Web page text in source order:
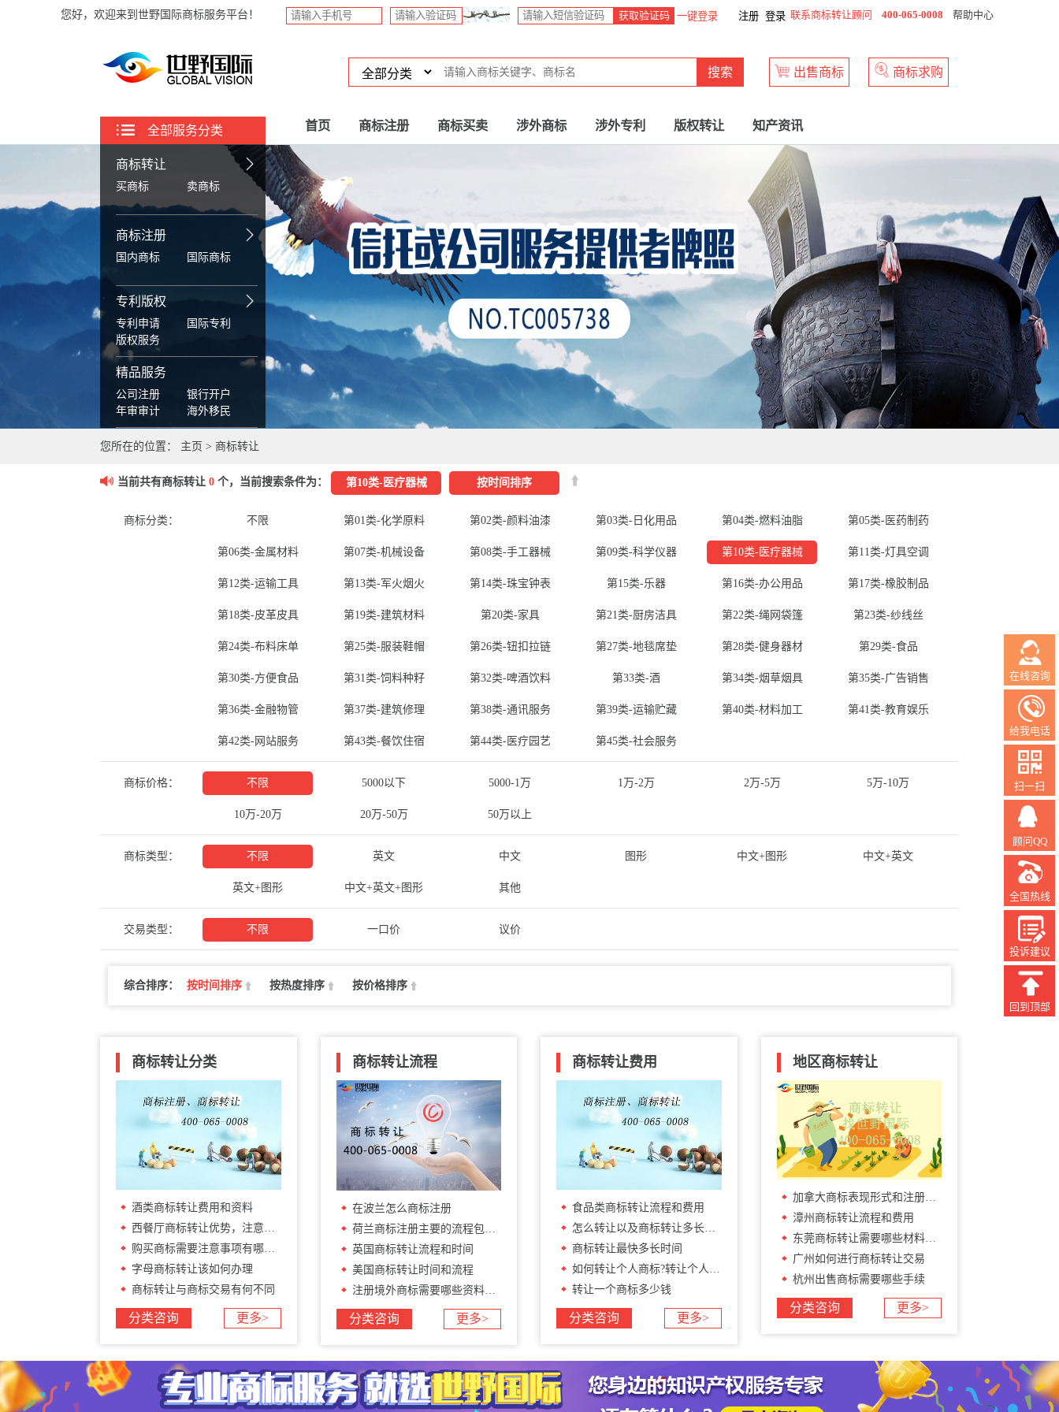
您好，欢迎来到世野国际商标服务平台！ 获取验证码 一键登录 登录
注册 联系商标转让顾问 400-065-0008 帮助中心
搜索 出售商标 商标求购
全部服务分类
商标转让
买商标 卖商标
商标注册
国内商标 国际商标
专利版权
专利申请
国际专利
版权服务
精品服务
公司注册
银行开户
年审审计
海外移民
首页 商标注册 商标买卖 涉外商标 涉外专利 版权转让 知产资讯
您所在的位置： 主页 > 商标转让
当前共有商标转让 0 个，当前搜索条件为： 第10类-医疗器械 按时间排序
商标分类： 不限 第01类-化学原料 第02类-颜料油漆 第03类-日化用品 第04类-燃料油脂 第05类-医药制药
第06类-金属材料 第07类-机械设备 第08类-手工器械 第09类-科学仪器 第10类-医疗器械 第11类-灯具空调
第12类-运输工具 第13类-军火烟火 第14类-珠宝钟表 第15类-乐器 第16类-办公用品 第17类-橡胶制品
第18类-皮革皮具 第19类-建筑材料 第20类-家具 第21类-厨房洁具 第22类-绳网袋篷 第23类-纱线丝
第24类-布料床单 第25类-服装鞋帽 第26类-钮扣拉链 第27类-地毯席垫 第28类-健身器材 第29类-食品
第30类-方便食品 第31类-饲料种籽 第32类-啤酒饮料 第33类-酒 第34类-烟草烟具 第35类-广告销售
第36类-金融物管 第37类-建筑修理 第38类-通讯服务 第39类-运输贮藏 第40类-材料加工 第41类-教育娱乐
第42类-网站服务 第43类-餐饮住宿 第44类-医疗园艺 第45类-社会服务
商标价格： 不限 5000以下 5000-1万 1万-2万 2万-5万 5万-10万
10万-20万 20万-50万 50万以上
商标类型： 不限 英文 中文 图形 中文+图形 中文+英文
英文+图形 中文+英文+图形 其他
交易类型： 不限 一口价 议价
综合排序： 按时间排序 按热度排序 按价格排序
商标转让分类
酒类商标转让费用和资料
西餐厅商标转让优势，注意事项有哪些?
购买商标需要注意事项有哪些呢
字母商标转让该如何办理
商标转让与商标交易有何不同
分类咨询 更多>
商标转让流程
在波兰怎么商标注册
荷兰商标注册主要的流程包括哪些
英国商标转让流程和时间
美国商标转让时间和流程
注册境外商标需要哪些资料和流程
分类咨询 更多>
商标转让费用
食品类商标转让流程和费用
怎么转让以及商标转让多长时间?
商标转让最快多长时间
如何转让个人商标?转让个人商标要多少钱?
转让一个商标多少钱
分类咨询 更多>
地区商标转让
加拿大商标表现形式和注册加拿大商标流程和材料
漳州商标转让流程和费用
东莞商标转让需要哪些材料和办理流程
广州如何进行商标转让交易
杭州出售商标需要哪些手续
分类咨询 更多>
在线咨询
给我电话
扫一扫
顾问QQ
全国热线
投诉建议
回到顶部